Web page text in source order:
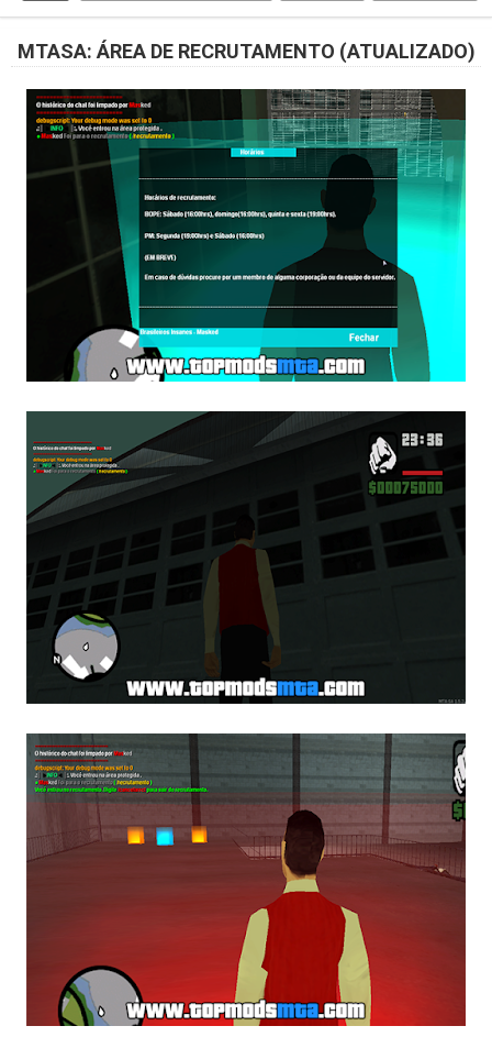
MTASA: ÁREA DE RECRUTAMENTO (ATUALIZADO)